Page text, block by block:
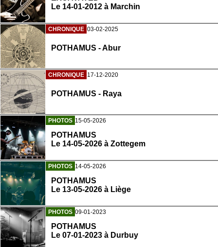
Le 14-01-2012 à Marchin
CHRONIQUE 03-02-2025
POTHAMUS - Abur
CHRONIQUE 17-12-2020
POTHAMUS - Raya
PHOTOS 15-05-2026
POTHAMUS
Le 14-05-2026 à Zottegem
PHOTOS 14-05-2026
POTHAMUS
Le 13-05-2026 à Liège
PHOTOS 09-01-2023
POTHAMUS
Le 07-01-2023 à Durbuy